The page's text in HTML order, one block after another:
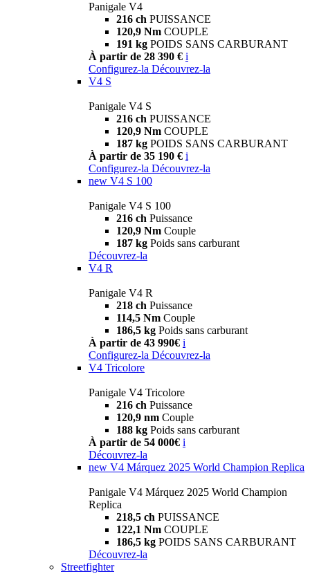
Panigale V4
216 ch PUISSANCE
120,9 Nm COUPLE
191 kg POIDS SANS CARBURANT
À partir de 28 390 € i
Configurez-la Découvrez-la
V4 S
Panigale V4 S
216 ch PUISSANCE
120,9 Nm COUPLE
187 kg POIDS SANS CARBURANT
À partir de 35 190 € i
Configurez-la Découvrez-la
new V4 S 100
Panigale V4 S 100
216 ch Puissance
120,9 Nm Couple
187 kg Poids sans carburant
Découvrez-la
V4 R
Panigale V4 R
218 ch Puissance
114,5 Nm Couple
186,5 kg Poids sans carburant
À partir de 43 990€ i
Configurez-la Découvrez-la
V4 Tricolore
Panigale V4 Tricolore
216 ch Puissance
120,9 nm Couple
188 kg Poids sans carburant
À partir de 54 000€ i
Découvrez-la
new V4 Márquez 2025 World Champion Replica
Panigale V4 Márquez 2025 World Champion
Replica
218,5 ch PUISSANCE
122,1 Nm COUPLE
186,5 kg POIDS SANS CARBURANT
Découvrez-la
Streetfighter